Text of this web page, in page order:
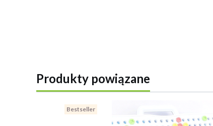
Produkty powiązane
Bestseller